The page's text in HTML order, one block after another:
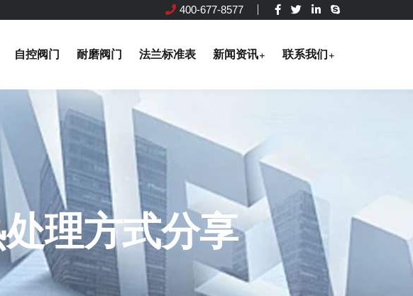
400-677-8577
自控阀门 耐磨阀门 法兰标准表 新闻资讯 联系我们
理方式分享